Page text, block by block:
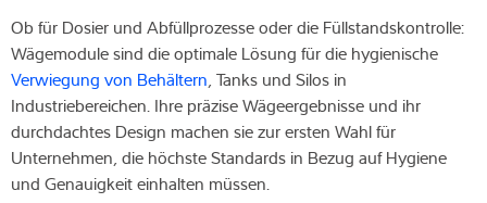
Inspektionslösungen
Software
Individuelle Lösungen
Service
Ob für Dosier und Abfüllprozesse oder die Füllstandskontrolle:
Wägemodule sind die optimale Lösung für die hygienische
Verwiegung von Behältern, Tanks und Silos in
Industriebereichen. Ihre präzise Wägeergebnisse und ihr
durchdachtes Design machen sie zur ersten Wahl für
Unternehmen, die höchste Standards in Bezug auf Hygiene
und Genauigkeit einhalten müssen.